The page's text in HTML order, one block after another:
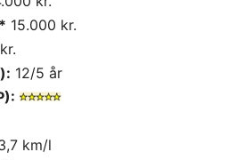
15.000 kr.
12/5 år
km/l